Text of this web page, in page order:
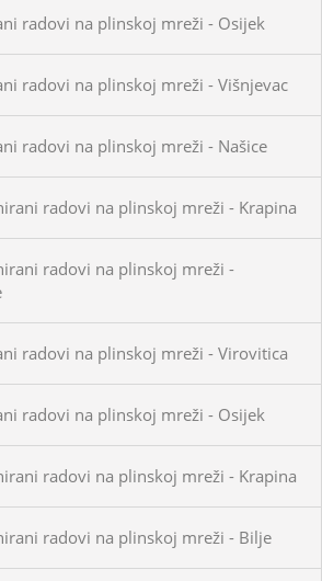
radovi na plinskoj mreži - Osijek
radovi na plinskoj mreži - Višnjevac
radovi na plinskoj mreži - Našice
radovi na plinskoj mreži - Krapina
radovi na plinskoj mreži -
radovi na plinskoj mreži - Virovitica
radovi na plinskoj mreži - Osijek
radovi na plinskoj mreži - Krapina
radovi na plinskoj mreži - Bilje